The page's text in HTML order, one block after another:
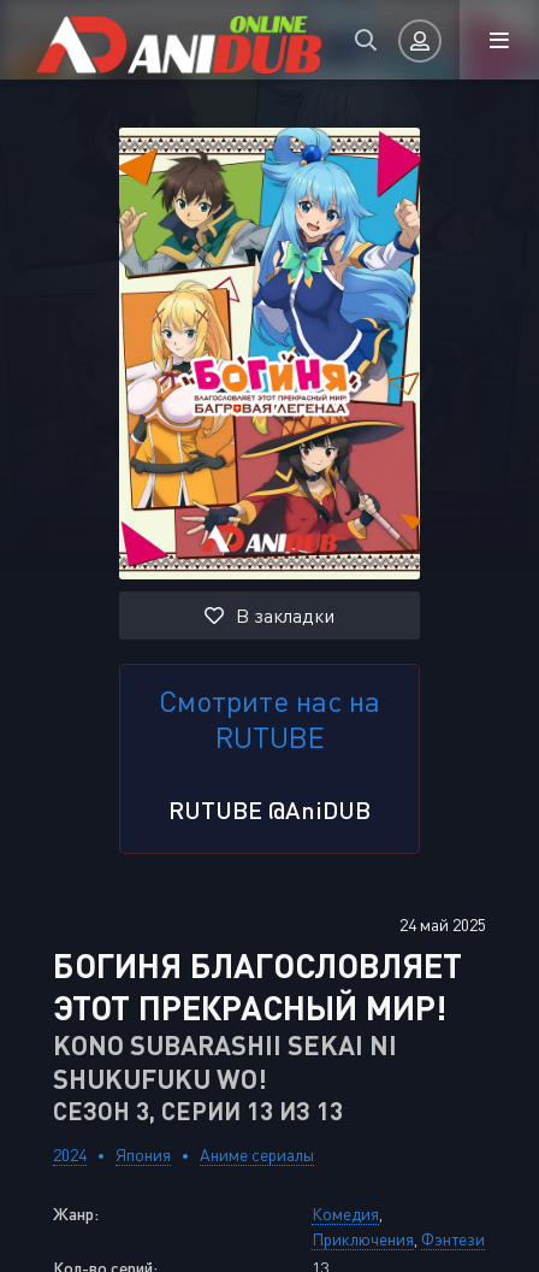
Авторизация
Запомнить
ВОЙТИ НА САЙТ
Регистрация Восстановить пароль
Или войти через
В закладки
Смотрите нас на
RUTUBE
RUTUBE @AniDUB
24 май 2025
БОГИНЯ БЛАГОСЛОВЛЯЕТ
ЭТОТ ПРЕКРАСНЫЙ МИР!
KONO SUBARASHII SEKAI NI
SHUKUFUKU WO!
СЕЗОН 3, СЕРИИ 13 ИЗ 13
2024 Япония Аниме сериалы
Жанр: Комедия
Приключения Фэнтези
Кол-во серий:
13